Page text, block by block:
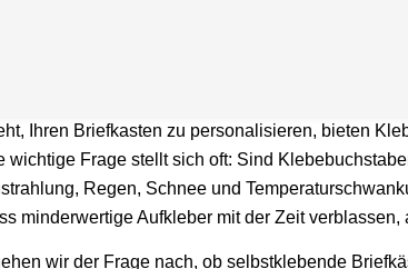
Ihren Briefkasten zu personalisieren, bieten
wichtige Frage stellt sich oft: Sind
Regen, Schnee und
minderwertige Aufkleber mit der Zeit verblassen,
wir der Frage nach, ob selbstklebende